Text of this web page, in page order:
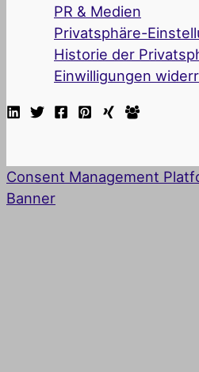
PR & Medien
Privatsphäre-
Historie der
Einwilligungen
Consent Management
Banner